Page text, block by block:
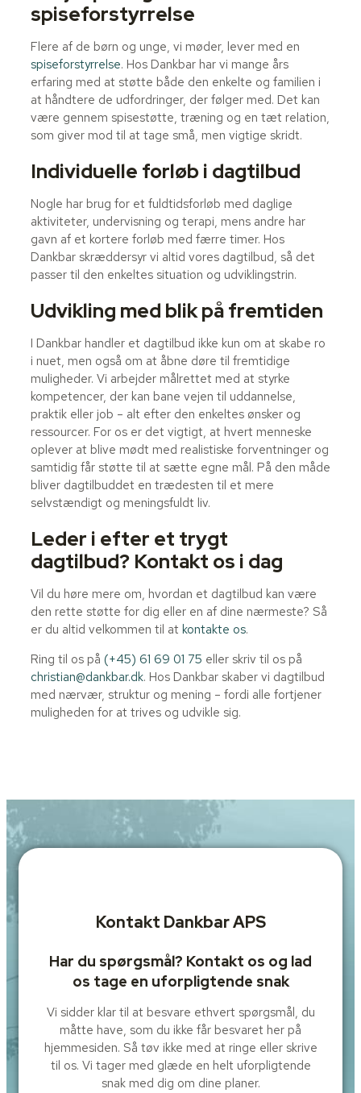
spiseforstyrrelse
Flere af de børn og unge, vi møder, lever med en
spiseforstyrrelse. Hos Dankbar har vi mange års
erfaring med at støtte både den enkelte og familien i
at håndtere de udfordringer, der følger med. Det kan
være gennem spisestøtte, træning og en tæt relation,
som giver mod til at tage små, men vigtige skridt.
Individuelle forløb i dagtilbud
Nogle har brug for et fuldtidsforløb med daglige
aktiviteter, undervisning og terapi, mens andre har
gavn af et kortere forløb med færre timer. Hos
Dankbar skræddersyr vi altid vores dagtilbud, så det
passer til den enkeltes situation og udviklingstrin.
Udvikling med blik på fremtiden
I Dankbar handler et dagtilbud ikke kun om at skabe ro
i nuet, men også om at åbne døre til fremtidige
muligheder. Vi arbejder målrettet med at styrke
kompetencer, der kan bane vejen til uddannelse,
praktik eller job – alt efter den enkeltes ønsker og
ressourcer. For os er det vigtigt, at hvert menneske
oplever at blive mødt med realistiske forventninger og
samtidig får støtte til at sætte egne mål. På den måde
bliver dagtilbuddet en trædesten til et mere
selvstændigt og meningsfuldt liv.
Leder i efter et trygt
dagtilbud? Kontakt os i dag
Vil du høre mere om, hvordan et dagtilbud kan være
den rette støtte for dig eller en af dine nærmeste? Så
er du altid velkommen til at kontakte os.
Ring til os på (+45) 61 69 01 75 eller skriv til os på
christian@dankbar.dk. Hos Dankbar skaber vi dagtilbud
med nærvær, struktur og mening – fordi alle fortjener
muligheden for at trives og udvikle sig.
Kontakt Dankbar APS
Har du spørgsmål? Kontakt os og lad
os tage en uforpligtende snak
Vi sidder klar til at besvare ethvert spørgsmål, du
måtte have, som du ikke får besvaret her på
hjemmesiden. Så tøv ikke med at ringe eller skrive
til os. Vi tager med glæde en helt uforpligtende
snak med dig om dine planer.